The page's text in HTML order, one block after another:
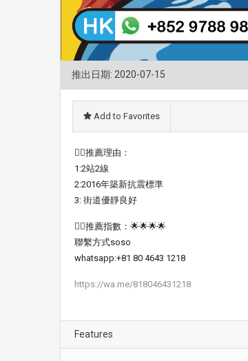
推出日期: 2020-07-15
Add to Favorites
👍🏼推薦理由：
1:2站2線
2:2016年築新抗震標準
3: 街道優靜良好
👍🏻推薦指數：🌟🌟🌟🌟
聯繫方式soso
whatsapp:+81 80 4643 1218
https://wa.me/818046431218
Features